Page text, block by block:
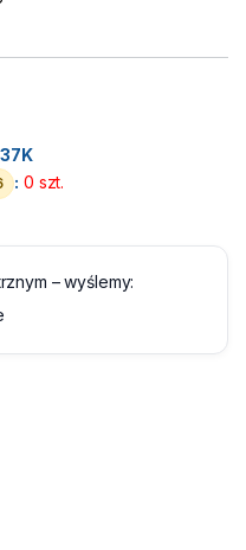
: 0 szt.
– wyślemy:
A55 quantity